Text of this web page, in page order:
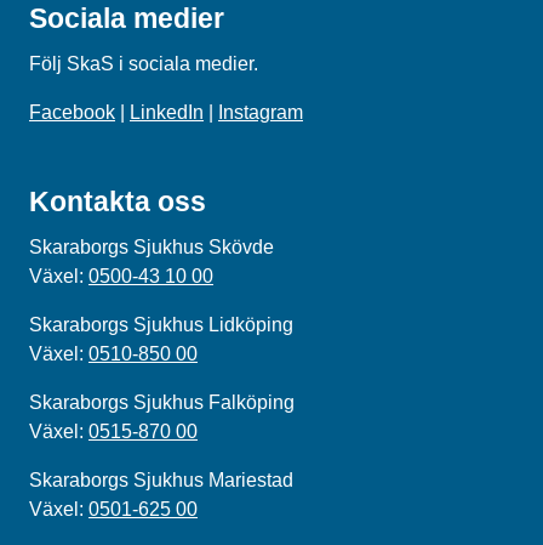
Sociala medier
Följ SkaS i sociala medier.
Facebook LinkedIn Instagram
Kontakta oss
Skaraborgs Sjukhus Skövde
Växel: 0500-43 10 00
Skaraborgs Sjukhus Lidköping
Växel: 0510-850 00
Skaraborgs Sjukhus Falköping
Växel: 0515-870 00
Skaraborgs Sjukhus Mariestad
Växel: 0501-625 00